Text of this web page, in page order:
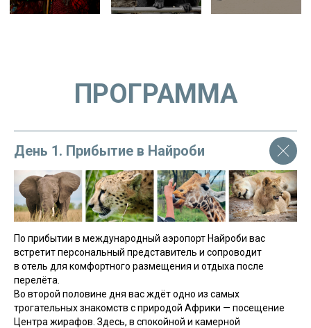
ПРОГРАММА
День 1. Прибытие в Найроби
По прибытии в международный аэропорт Найроби вас
встретит персональный представитель и сопроводит
в отель для комфортного размещения и отдыха после
перелёта.
Во второй половине дня вас ждёт одно из самых
трогательных знакомств с природой Африки — посещение
Центра жирафов. Здесь, в спокойной и камерной